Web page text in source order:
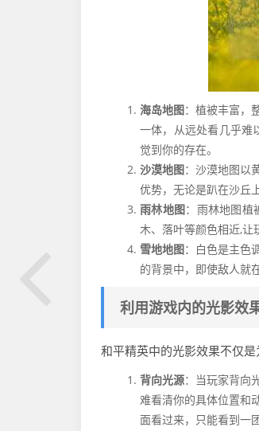
海岛地图：植被丰富，
一体，从远处看几乎难
觉到你的存在。
沙漠地图：沙漠地图以
优势，无论是趴在沙丘
雨林地图：雨林地图植
木、落叶等颜色相近,让
雪地地图：白色是主色
的背景中，即使敌人就
利用游戏内的光影效
和平精英中的光影效果不仅
背向光源：当玩家背向
难看清你的具体位置和
面看过来，只能看到一